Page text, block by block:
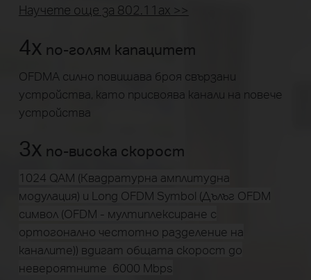
Научете още за 802.11ax >>
4x по-голям капацитет
OFDMA силно повишава броя свързани
устройства, като присвоява канали на повече
устройства
3x по-висока скорост
1024 QAM (Квадратурна амплитудна
модулация) и Long OFDM Symbol (Дълъг OFDM
символ (OFDM - мултиплексирaне с
ортогоналнo чeстотнo разделение на
каналите)) вдигат общата скорост до
невероятните 6000 Mbps